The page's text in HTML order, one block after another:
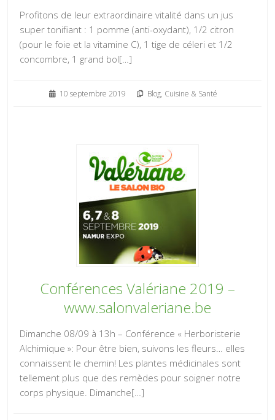
Profitons de leur extraordinaire vitalité dans un jus
super tonifiant : 1 pomme (anti-oxydant), 1/2 citron
(pour le foie et la vitamine C), 1 tige de céleri et 1/2
concombre, 1 grand bol[…]
10 septembre 2019 Blog, Cuisine & Santé
Conférences Valériane 2019 –
www.salonvaleriane.be
Dimanche 08/09 à 13h – Conférence « Herboristerie
Alchimique »: Pour être bien, suivons les fleurs… elles
connaissent le chemin! Les plantes médicinales sont
tellement plus que des remèdes pour soigner notre
corps physique. Dimanche[…]